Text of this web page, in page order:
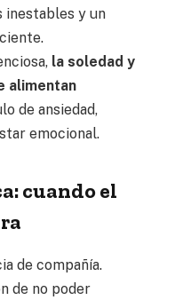
inestables y un
la soledad y
alimentan
de ansiedad,
emocional.
cuando el
de compañía.
de no poder